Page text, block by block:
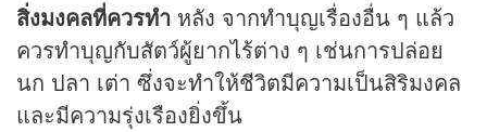
สิ่งมงคลที่ควรทำ หลัง จากทำบุญเรื่องอื่น ๆ แล้ว
ควรทำบุญกับสัตว์ผู้ยากไร้ต่าง ๆ เช่นการปล่อย
นก ปลา เต่า ซึ่งจะทำให้ชีวิตมีความเป็นสิริมงคล
และมีความรุ่งเรืองยิ่งขึ้น